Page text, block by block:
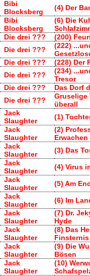
Bibi
Blocksberg
(4) Der
Bibi
Blocksberg
(6) Die
Die drei ???
(200)
Die drei ???
(222)
Die drei ???
(228) Der
Die drei ???
(234)
Tresor
Die drei ???
Das Dorf
Die drei ???
Gruselige
überall
Jack
Slaughter
(1)
Jack
Slaughter
(2)
Erwachen
Jack
Slaughter
(3) Das
Jack
Slaughter
(4) Virus
Jack
Slaughter
(5) Am
Jack
Slaughter
(6) Im
Jack
Slaughter
(7) Dr.
Hyde
Jack
Slaughter
(8) Das
Finsternis
Jack
Slaughter
(9) Die
Bösen
Jack
Slaughter
(10)